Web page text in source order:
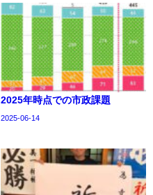
2025年時点での市政課題
2025-06-14